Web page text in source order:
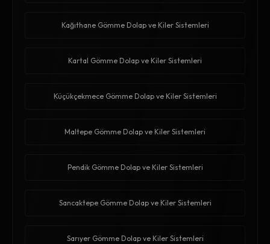
Kağıthane Gömme Dolap ve Kiler Sistemleri
Kartal Gömme Dolap ve Kiler Sistemleri
Küçükçekmece Gömme Dolap ve Kiler Sistemleri
Maltepe Gömme Dolap ve Kiler Sistemleri
Pendik Gömme Dolap ve Kiler Sistemleri
Sancaktepe Gömme Dolap ve Kiler Sistemleri
Sarıyer Gömme Dolap ve Kiler Sistemleri